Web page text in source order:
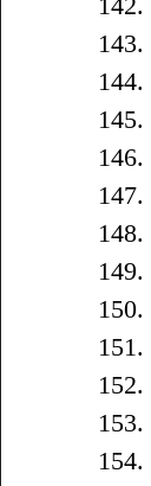
142.
143.
144.
145.
146.
147.
148.
149.
150.
151.
152.
153.
154.